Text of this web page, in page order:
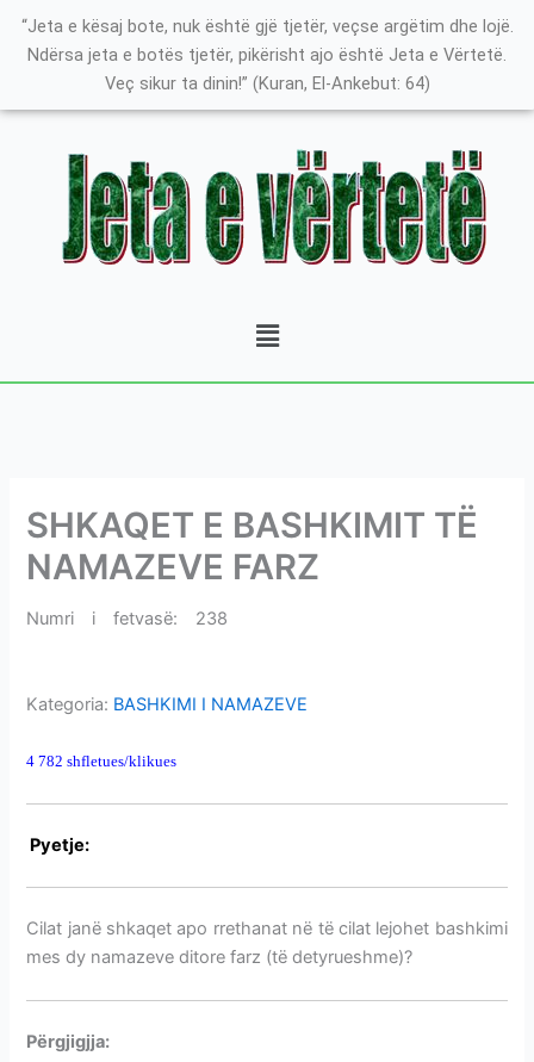
“Jeta e kësaj bote, nuk është gjë tjetër, veçse argëtim dhe lojë.
Ndërsa jeta e botës tjetër, pikërisht ajo është Jeta e Vërtetë.
Veç sikur ta dinin!” (Kuran, El-Ankebut: 64)
Menu
SHKAQET E BASHKIMIT TË
NAMAZEVE FARZ
Numri i fetvasë: 238
Kategoria: BASHKIMI I NAMAZEVE
4 782 shfletues/klikues
Pyetje:
Cilat janë shkaqet apo rrethanat në të cilat lejohet bashkimi
mes dy namazeve ditore farz (të detyrueshme)?
Përgjigjja:
K
a
e
i
m